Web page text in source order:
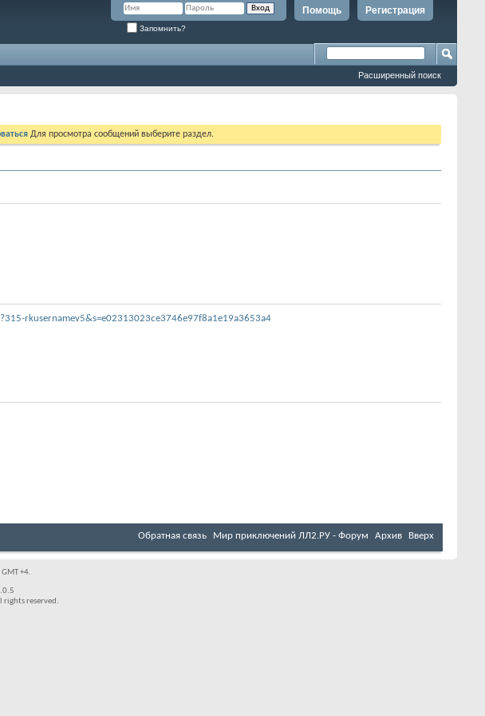
Регистрация
Помощь
Запомнить?
Расширенный поиск
Для просмотра сообщений выберите раздел.
rkusernamev5&s=e02313023ce3746e97f8a1e19a3653a4
Обратная связь Мир приключений ЛЛ2.РУ - Форум Архив Вверх
+4.
reserved.